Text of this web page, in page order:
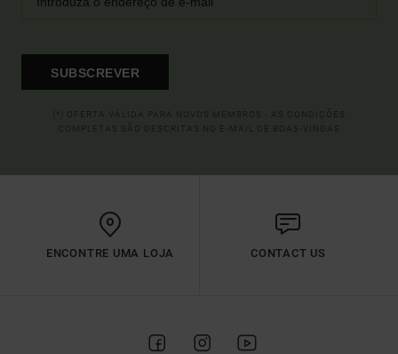
SUBSCREVER
ENCONTRE UMA LOJA CONTACT US